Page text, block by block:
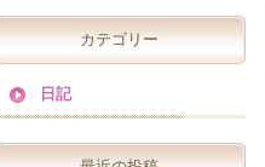
カテゴリー
日記